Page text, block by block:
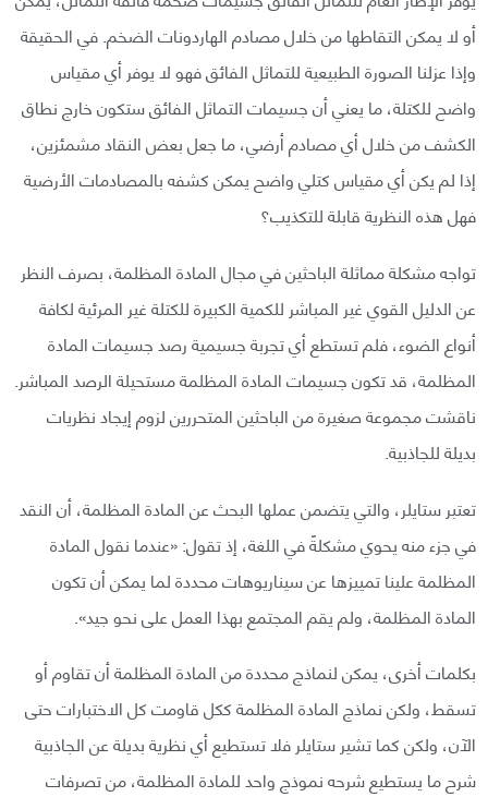
أو لا يمكن التقاطها من خلال مصادم الهاردونات الضخم. في الحقيقة
وإذا عزلنا الصورة الطبيعية للتماثل الفائق فهو لا يوفر أي مقياس
واضح للكتلة، ما يعني أن جسيمات التماثل الفائق ستكون خارج نطاق
الكشف من خلال أي مصادم أرضي، ما جعل بعض النقاد مشمئزين،
إذا لم يكن أي مقياس كتلي واضح يمكن كشفه بالمصادمات الأرضية
فهل هذه النظرية قابلة للتكذيب؟
تواجه مشكلة مماثلة الباحثين في مجال المادة المظلمة، بصرف النظر
عن الدليل القوي غير المباشر للكمية الكبيرة للكتلة غير المرئية لكافة
أنواع الضوء، فلم تستطع أي تجربة جسيمية رصد جسيمات المادة
المظلمة، قد تكون جسيمات المادة المظلمة مستحيلة الرصد المباشر.
ناقشت مجموعة صغيرة من الباحثين المتحررين لزوم إيجاد نظريات
بديلة للجاذبية.
تعتبر ستايلر، والتي يتضمن عملها البحث عن المادة المظلمة، أن النقد
في جزء منه يحوي مشكلةً في اللغة، إذ تقول: «عندما نقول المادة
المظلمة علينا تمييزها عن سيناريوهات محددة لما يمكن أن تكون
المادة المظلمة، ولم يقم المجتمع بهذا العمل على نحو جيد».
بكلمات أخرى، يمكن لنماذج محددة من المادة المظلمة أن تقاوم أو
تسقط، ولكن نماذج المادة المظلمة ككل قاومت كل الاختبارات حتى
الآن، ولكن كما تشير ستايلر فلا تستطيع أي نظرية بديلة عن الجاذبية
شرح ما يستطيع شرحه نموذج واحد للمادة المظلمة، من تصرفات